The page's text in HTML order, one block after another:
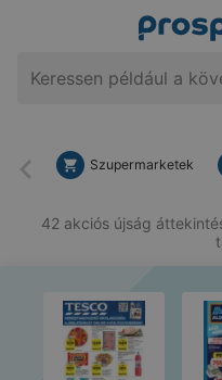
Vissza
Szupermarketek
42 akciós újság